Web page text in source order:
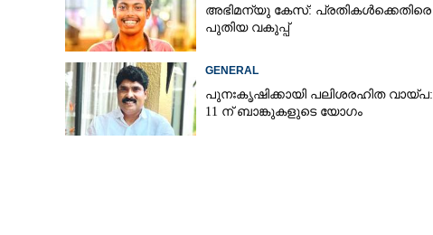
അഭിമന്യു കേസ്: പ്രതികൾക്കെതിരെ
പുതിയ വകുപ്പ്
GENERAL
പുനഃകൃഷിക്കായി പലിശരഹിത വായ്പ:
11 ന് ബാങ്കുകളുടെ യോഗം